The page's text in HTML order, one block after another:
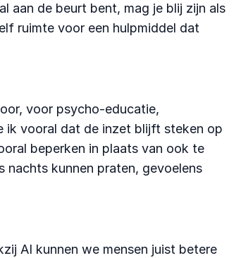
aan de beurt bent, mag je blij zijn als
ruimte voor een hulpmiddel dat
voor psycho-educatie,
ik vooral dat de inzet blijft steken op
beperken in plaats van ook te
nachts kunnen praten, gevoelens
AI kunnen we mensen juist betere